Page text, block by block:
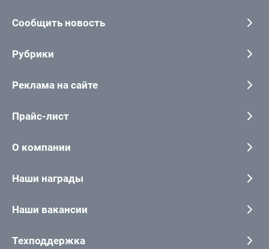
Сообщить новость
Рубрики
Реклама на сайте
Прайс-лист
О компании
Наши награды
Наши вакансии
Техподдержка